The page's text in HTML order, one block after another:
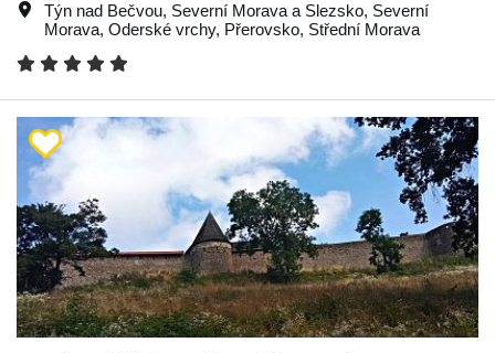
Týn nad Bečvou, Severní Morava a Slezsko, Severní
Morava, Oderské vrchy, Přerovsko, Střední Morava